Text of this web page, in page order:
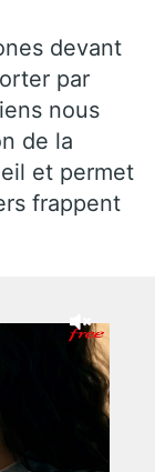
devant
par
nous
de la
et permet
frappent